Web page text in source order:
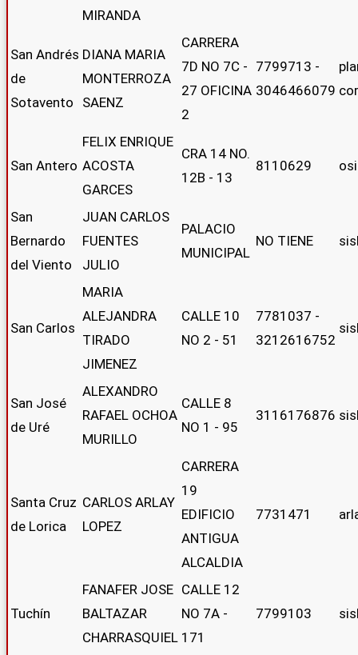
MIRANDA
San Andrés
de
Sotavento
DIANA MARIA
MONTERROZA
SAENZ
CARRERA
7D NO 7C -
27 OFICINA
2
7799713 -
3046466079
San Antero
FELIX ENRIQUE
ACOSTA
GARCES
CRA 14 NO.
12B - 13
8110629
San
Bernardo
del Viento
JUAN CARLOS
FUENTES
JULIO
PALACIO
MUNICIPAL
NO TIENE
San Carlos
MARIA
ALEJANDRA
TIRADO
JIMENEZ
CALLE 10
NO 2 - 51
7781037 -
3212616752
San José
de Uré
ALEXANDRO
RAFAEL OCHOA
MURILLO
CALLE 8
NO 1 - 95
3116176876
Santa Cruz
de Lorica
CARLOS ARLAY
LOPEZ
CARRERA
19
EDIFICIO
ANTIGUA
ALCALDIA
7731471
Tuchín
FANAFER JOSE
BALTAZAR
CHARRASQUIEL
CALLE 12
NO 7A -
171
7799103